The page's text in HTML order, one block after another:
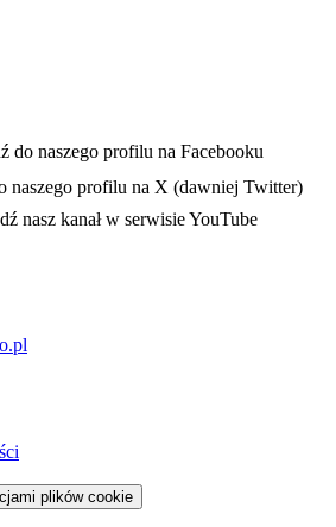
się w nowej karcie
do naszego profilu na Facebooku
karcie
naszego profilu na X (dawniej Twitter)
się w nowej karcie
nasz kanał w serwisie YouTube
plików cookie